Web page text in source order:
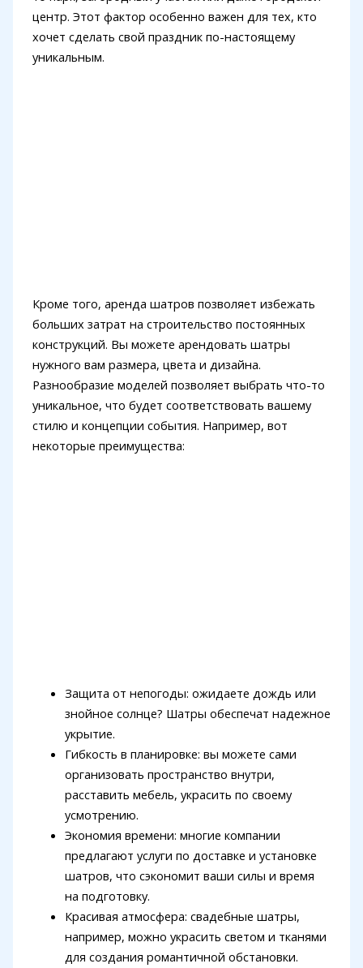
центр. Этот фактор особенно важен для тех, кто
хочет сделать свой праздник по-настоящему
уникальным.
Кроме того, аренда шатров позволяет избежать
больших затрат на строительство постоянных
конструкций. Вы можете арендовать шатры
нужного вам размера, цвета и дизайна.
Разнообразие моделей позволяет выбрать что-то
уникальное, что будет соответствовать вашему
стилю и концепции события. Например, вот
некоторые преимущества:
Защита от непогоды: ожидаете дождь или
знойное солнце? Шатры обеспечат надежное
укрытие.
Гибкость в планировке: вы можете сами
организовать пространство внутри,
расставить мебель, украсить по своему
усмотрению.
Экономия времени: многие компании
предлагают услуги по доставке и установке
шатров, что сэкономит ваши силы и время
на подготовку.
Красивая атмосфера: свадебные шатры,
например, можно украсить светом и тканями
для создания романтичной обстановки.